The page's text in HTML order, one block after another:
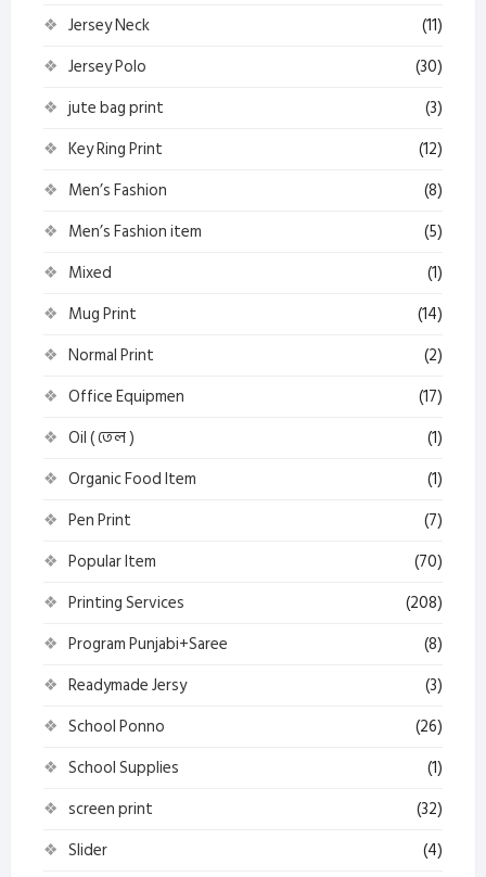
Jersey Neck
(11)
Jersey Polo
(30)
jute bag print
(3)
Key Ring Print
(12)
Men’s Fashion
(8)
Men’s Fashion item
(5)
Mixed
(1)
Mug Print
(14)
Normal Print
(2)
Office Equipmen
(17)
Oil ( তেল )
(1)
Organic Food Item
(1)
Pen Print
(7)
Popular Item
(70)
Printing Services
(208)
Program Punjabi+Saree
(8)
Readymade Jersy
(3)
School Ponno
(26)
School Supplies
(1)
screen print
(32)
Slider
(4)